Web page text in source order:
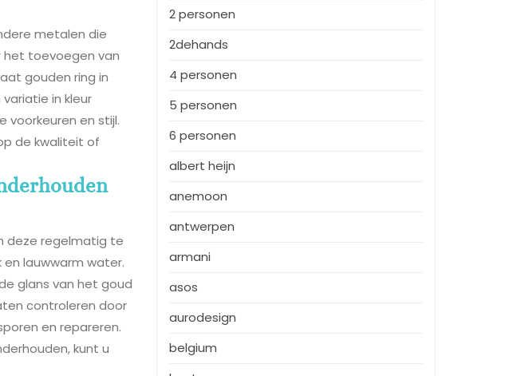
metalen die
het toevoegen van
gouden ring in
in kleur
voorkeuren en stijl.
de kwaliteit of
deze regelmatig te
lauwwarm water.
glans van het goud
controleren door
en repareren.
kunt u
2 personen
2dehands
4 personen
5 personen
6 personen
albert heijn
anemoon
antwerpen
armani
asos
aurodesign
belgium